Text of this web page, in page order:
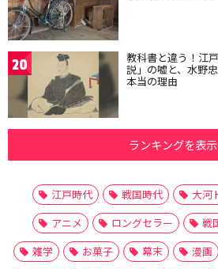
20 教科書と違う！江
説」の嘘と、水野
本当の理由
ランキングを表示
江戸時代 戦国時代 大河
アニメ
ロングセラー 戦
雑学
お菓子 幕末 漫画